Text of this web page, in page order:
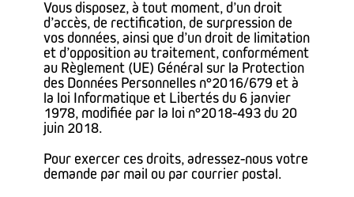
Vous disposez, à tout moment, d’un droit
d’accès, de rectification, de surpression de
vos données, ainsi que d’un droit de limitation
et d’opposition au traitement, conformément
au Règlement (UE) Général sur la Protection
des Données Personnelles n°2016/679 et à
la loi Informatique et Libertés du 6 janvier
1978, modifiée par la loi n°2018-493 du 20
juin 2018.
Pour exercer ces droits, adressez-nous votre
demande par mail ou par courrier postal.